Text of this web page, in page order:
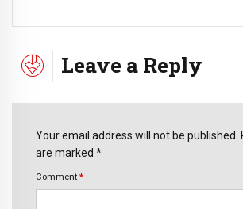
Leave a Reply
Your email address will not be published.
are marked *
Comment *